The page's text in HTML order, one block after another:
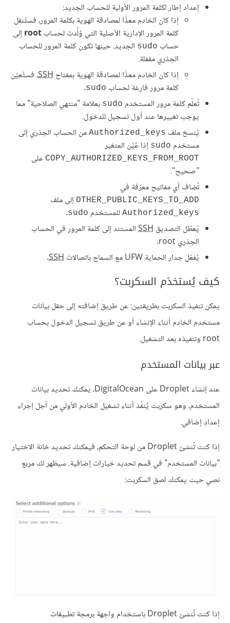
إعداد إطار لكلمة المرور الأولية للحساب الجديد:
إذا كان الخادم معدًّا لمصادقة الهوية بكلمة المرور، فستُنقل
كلمة المرور الإدارية الأصلية التي وُلِّدت لحسابroot إلى
حساب sudo الجديد. حينها تكون كلمة المرور للحساب
الجذري مقفلة.
إذا كان الخادم معدًّا لمصادقة الهوية بمفتاح SSH، فستُعيّن
كلمة مرور فارغة لحساب sudo
.
تُعلّم كلمة مرور المستخدم sudo بعلامة "منتهي الصلاحية" مما
يوجب تغييرها عند أول تسجيل للدخول.
يُنسخ ملف Authorized_keys من الحساب الجذري إلى
مستخدم sudo إذا عُيِّن المتغير
COPY_AUTHORIZED_KEYS_FROM_ROOT على
"صحيح".
تُضاف أي مفاتيح معرّفة في
OTHER_PUBLIC_KEYS_TO_ADD إلى ملف
Authorized_keys للمستخدم sudo
.
يُعطّل التصديق SSHالمستند إلى كلمة المرور في الحساب
الجذري root.
يُفعّل جدار الحماية UFW مع السماح باتصالات
SSH
.
كيف يُستخدَم السكربت؟
يمكن تنفيذ السكربت بطريقتين: عن طريق إضافته إلى حقل بيانات
مستخدم الخادم أثناء الإنشاء أو عن طريق تسجيل الدخول بحساب
root وتنفيذه بعد التشغيل.
عبر بيانات المستخدم
عند إنشاء Droplet على DigitalOcean، يمكنك تحديد بيانات
المستخدم، وهو سكربت يُنفّذ أثناء تشغيل الخادم الأولي من أجل إجراء
إعدادٍ إضافي.
إذا كنت تُنشئ Droplet من لوحة التحكم، فيمكنك تحديد خانة الاختيار
"بيانات المستخدم" في قسم تحديد خيارات إضافية. سيظهر لك مربع
نصي حيث يمكنك لصق السكربت:
إذا كنت تُنشئ Droplet باستخدام واجهة برمجة تطبيقات